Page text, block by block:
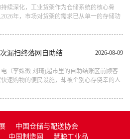
续深化，工业货架作为仓储系统的核心骨
年，市场对货架的需求已从单一的存储功
2026-08-09
漏扫终落网自助结
李姝徵 刘琦)超市里的自助结账区前顾客
速购物的便民设施，却被个别心存侥幸的人
中国仓储与配送协会
中国制造网 慧聪工业品